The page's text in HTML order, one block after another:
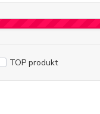
TOP produkt